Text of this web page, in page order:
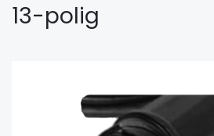
13-polig